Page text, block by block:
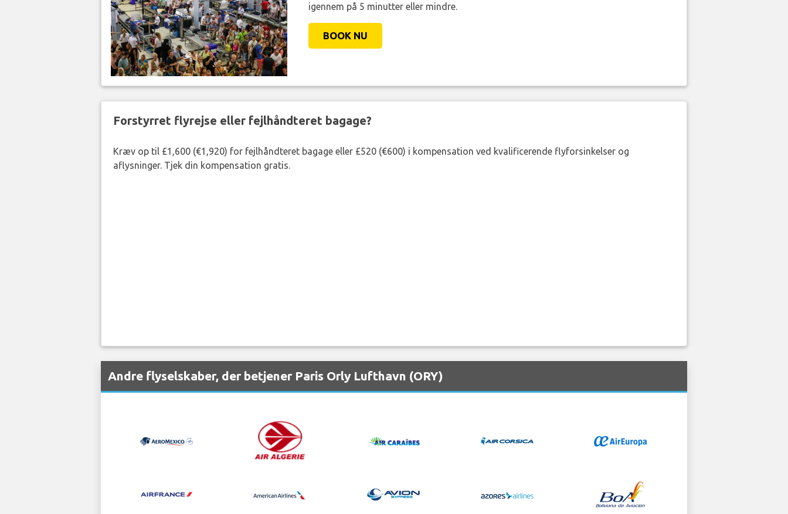
igennem på 5 minutter eller mindre.
BOOK NU
Forstyrret flyrejse eller fejlhåndteret bagage?
Kræv op til £1,600 (€1,920) for fejlhåndteret bagage eller £520 (€600) i kompensation ved kvalificerende flyforsinkelser og
aflysninger. Tjek din kompensation gratis.
Andre flyselskaber, der betjener Paris Orly Lufthavn (ORY)